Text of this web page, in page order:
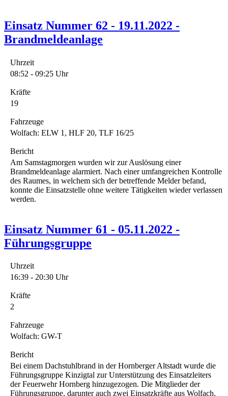
Einsatz Nummer 62 - 19.11.2022 -
Brandmeldeanlage
Uhrzeit
08:52 - 09:25 Uhr
Kräfte
19
Fahrzeuge
Wolfach: ELW 1, HLF 20, TLF 16/25
Bericht
Am Samstagmorgen wurden wir zur Auslösung einer
Brandmeldeanlage alarmiert. Nach einer umfangreichen Kontrolle
des Raumes, in welchem sich der betreffende Melder befand,
konnte die Einsatzstelle ohne weitere Tätigkeiten wieder verlassen
werden.
Einsatz Nummer 61 - 05.11.2022 -
Führungsgruppe
Uhrzeit
16:39 - 20:30 Uhr
Kräfte
2
Fahrzeuge
Wolfach: GW-T
Bericht
Bei einem Dachstuhlbrand in der Hornberger Altstadt wurde die
Führungsgruppe Kinzigtal zur Unterstützung des Einsatzleiters
der Feuerwehr Hornberg hinzugezogen. Die Mitglieder der
Führungsgruppe, darunter auch zwei Einsatzkräfte aus Wolfach,